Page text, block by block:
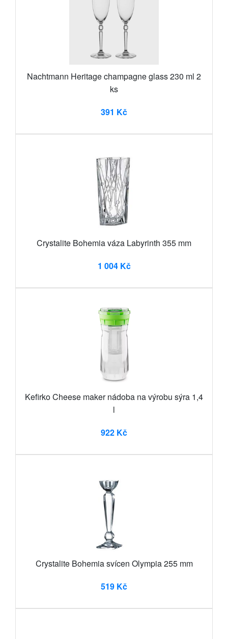
Nachtmann Heritage champagne glass 230 ml 2
ks
391 Kč
Crystalite Bohemia váza Labyrinth 355 mm
1 004 Kč
Kefirko Cheese maker nádoba na výrobu sýra 1,4
l
922 Kč
Crystalite Bohemia svícen Olympia 255 mm
519 Kč